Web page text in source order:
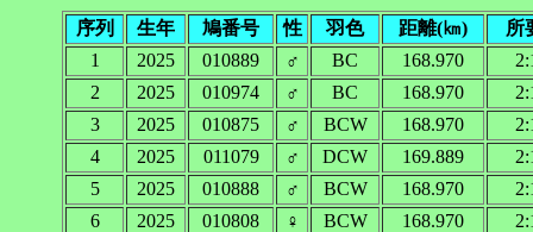
序列 生年 鳩番号 性 羽色 距離(㎞)
所
1
2025 010889 ♂ BC 168.970
2
2025 010974 ♂ BC 168.970
3
2025 010875 ♂ BCW 168.970
4
2025 011079 ♂ DCW 169.889
5
2025 010888 ♂ BCW 168.970
6
2025 010808 ♀ BCW 168.970